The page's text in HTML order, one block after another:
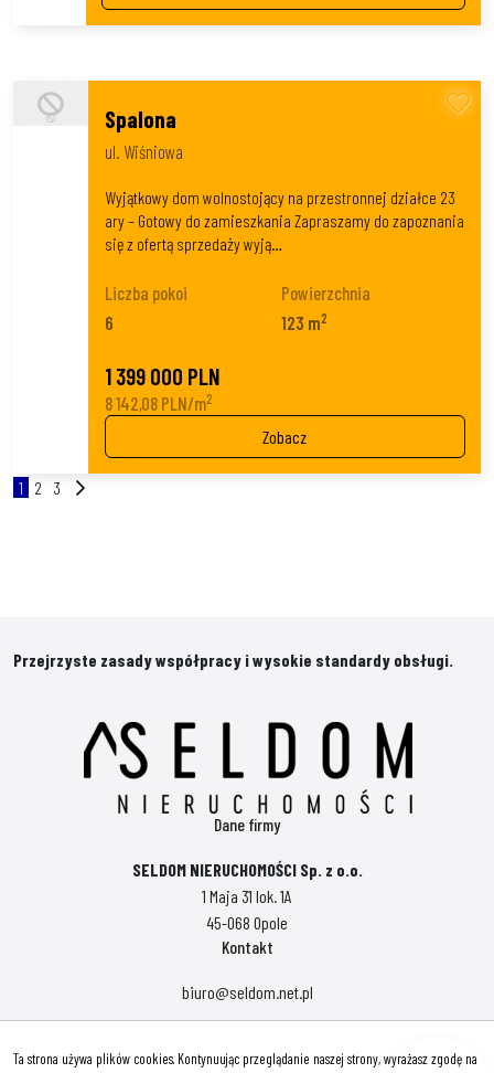
Spalona
ul. Wiśniowa
Wyjątkowy dom wolnostojący na przestronnej działce 23
ary – Gotowy do zamieszkania Zapraszamy do zapoznania
się z ofertą sprzedaży wyją…
Liczba pokoi
6
Powierzchnia
123 m2
1 399 000 PLN
8 142,08 PLN/m2
Zobacz
1 2 3
Przejrzyste zasady współpracy i wysokie standardy obsługi.
Dane firmy
SELDOM NIERUCHOMOŚCI Sp. z o.o.
1 Maja 31 lok. 1A
45-068 Opole
Kontakt
biuro@seldom.net.pl
Polityka prywatności
Ta strona używa plików cookies. Kontynuując przeglądanie naszej strony, wyrażasz zgodę na